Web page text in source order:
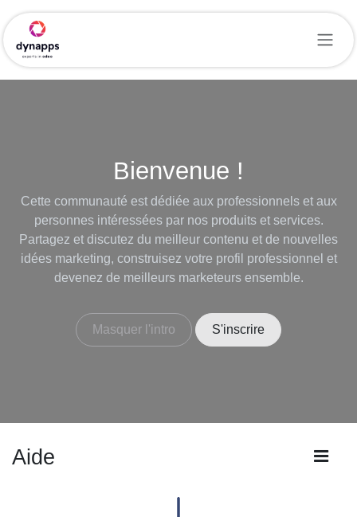
Bienvenue !
Cette communauté est dédiée aux professionnels et aux
personnes intéressées par nos produits et services.
Partagez et discutez du meilleur contenu et de nouvelles
idées marketing, construisez votre profil professionnel et
devenez de meilleurs marketeurs ensemble.
Masquer l'intro S'inscrire
Aide